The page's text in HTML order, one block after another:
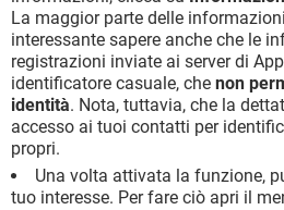
La maggior parte delle
interessante sapere anche che le
registrazioni inviate ai server di
identificatore casuale, che non
identità. Nota, tuttavia, che la
accesso ai tuoi contatti per
propri.
Una volta attivata la funzione,
tuo interesse. Per fare ciò apri il